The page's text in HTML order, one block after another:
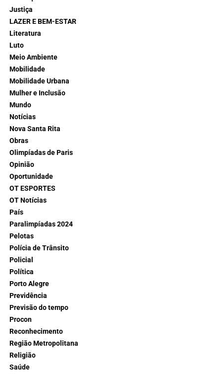
Justiça
LAZER E BEM-ESTAR
Literatura
Luto
Meio Ambiente
Mobilidade
Mobilidade Urbana
Mulher e Inclusão
Mundo
Notícias
Nova Santa Rita
Obras
Olimpíadas de Paris
Opinião
Oportunidade
OT ESPORTES
OT Notícias
País
Paralimpíadas 2024
Pelotas
Polícia de Trânsito
Policial
Política
Porto Alegre
Previdência
Previsão do tempo
Procon
Reconhecimento
Região Metropolitana
Religião
Saúde